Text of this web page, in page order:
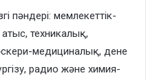
пәндері: мемлекеттік-
техникалық,
медициналық, дене
радио және химия-